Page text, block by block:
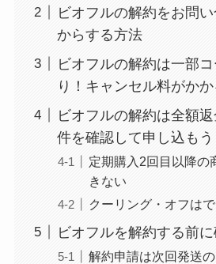
ベ
ユ
ま
ら
な
電
ビオフルの解約をお問
からする方法
ビオフルの解約は一部
り！キャンセル料がかか
ビオフルの解約は全額
件を確認して申し込もう
定期購入2回目以降の
きない
クーリング・オフは
ビオフルを解約する前
解約申請は次回発送